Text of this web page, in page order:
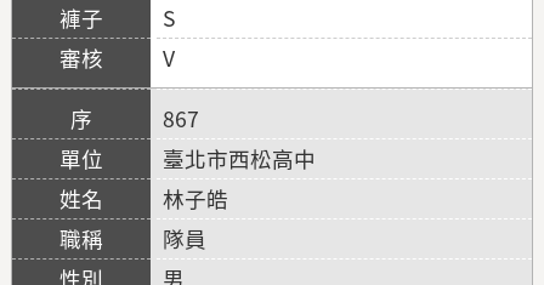
S
V
867
臺北市西松高中
林子皓
隊員
男